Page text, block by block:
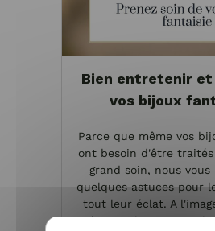
Bien entretenir
vos bijoux
Parce que même vos
ont besoin d'être
grand soin, nous vous
quelques astuces pour
tout leur éclat. A
précieux, il arrive que